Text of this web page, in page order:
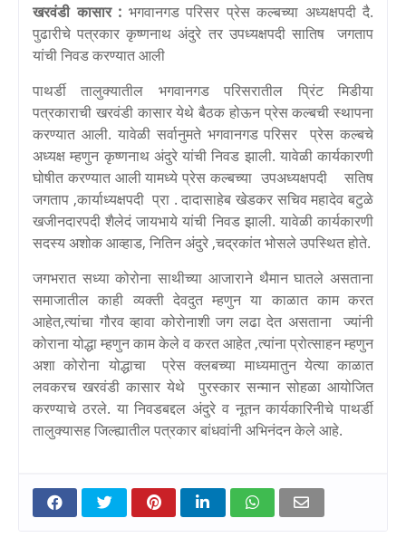
खरवंडी कासार : भगवानगड परिसर प्रेस कल्बच्या अध्यक्षपदी दै.
पुढारीचे पत्रकार कृष्णनाथ अंदुरे तर उपध्यक्षपदी सातिष जगताप
यांची निवड करण्यात आली
पाथर्डी तालुक्यातील भगवानगड परिसरातील प्रिंट मिडीया
पत्रकाराची खरवंडी कासार येथे बैठक होऊन प्रेस कल्बची स्थापना
करण्यात आली. यावेळी सर्वानुमते भगवानगड परिसर प्रेस कल्बचे
अध्यक्ष म्हणुन कृष्णनाथ अंदुरे यांची निवड झाली. यावेळी कार्यकारणी
घोषीत करण्यात आली यामध्ये प्रेस कल्बच्या उपअध्यक्षपदी सतिष
जगताप ,कार्याध्यक्षपदी प्रा . दादासाहेब खेडकर सचिव महादेव बटुळे
खजीनदारपदी शैलेदं जायभाये यांची निवड झाली. यावेळी कार्यकारणी
सदस्य अशोक आव्हाड, नितिन अंदुरे ,चद्रकांत भोसले उपस्थित होते.
जगभरात सध्या कोरोना साथीच्या आजाराने थैमान घातले असताना
समाजातील काही व्यक्ती देवदुत म्हणुन या काळात काम करत
आहेत,त्यांचा गौरव व्हावा कोरोनाशी जग लढा देत असताना ज्यांनी
कोराना योद्धा म्हणुन काम केले व करत आहेत ,त्यांना प्रोत्साहन म्हणुन
अशा कोरोना योद्धाचा प्रेस क्लबच्या माध्यमातुन येत्या काळात
लवकरच खरवंडी कासार येथे पुरस्कार सन्मान सोहळा आयोजित
करण्याचे ठरले. या निवडबद्दल अंदुरे व नूतन कार्यकारिनीचे पाथर्डी
तालुक्यासह जिल्ह्यातील पत्रकार बांधवांनी अभिनंदन केले आहे.